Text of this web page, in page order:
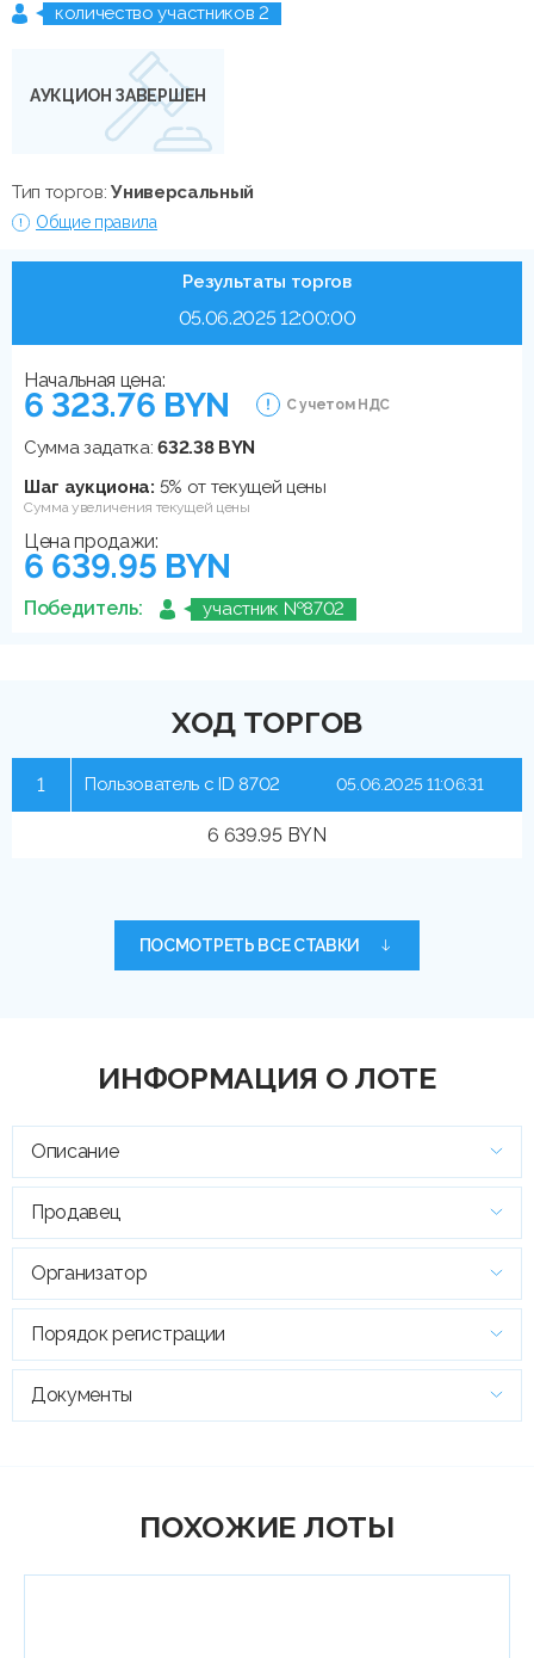
количество участников 2
АУКЦИОН ЗАВЕРШЕН
Тип торгов:Универсальный
Общие правила
Результаты торгов
05.06.2025 12:00:00
Начальная цена:
6 323.76 BYN С учетом НДС
Сумма задатка:632.38 BYN
Шаг аукциона: 5% от текущей цены
Сумма увеличения текущей цены
Цена продажи:
6 639.95 BYN
Победитель: участник №8702
ХОД ТОРГОВ
1 Пользователь с ID 8702
6 639.95 BYN
05.06.2025 11:06:31
ПОСМОТРЕТЬ ВСЕ СТАВКИ
ИНФОРМАЦИЯ О ЛОТЕ
Описание
Продавец
Организатор
Порядок регистрации
Документы
ПОХОЖИЕ ЛОТЫ